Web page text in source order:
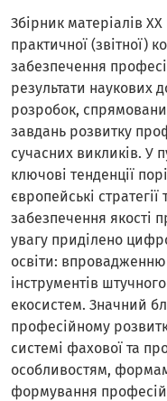
Збірник матеріалів
практичної (звітної)
забезпечення
результати наукових
розробок,
завдань розвитку
сучасних викликів. У
ключові тенденції
європейські
забезпечення якості
увагу приділено
освіти: впровадженню
інструментів
екосистем. Значний
професійному
системі фахової та
особливостям,
формування